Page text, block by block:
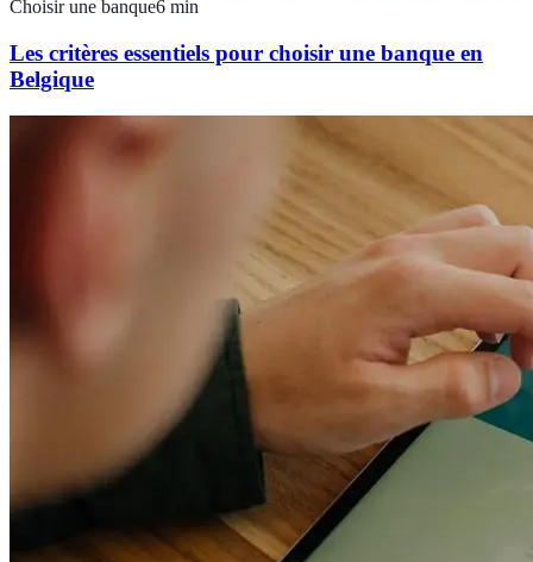
Choisir une banque6 min
Les critères essentiels pour choisir une banque en
Belgique